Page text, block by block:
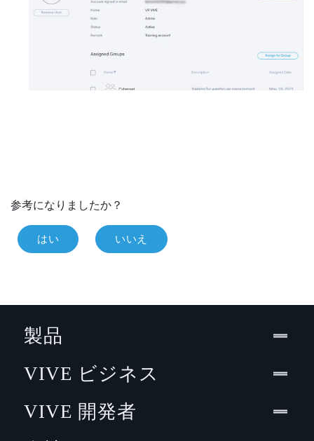
参考になりましたか？
はい いいえ
製品
VIVE ビジネス
VIVE 開発者